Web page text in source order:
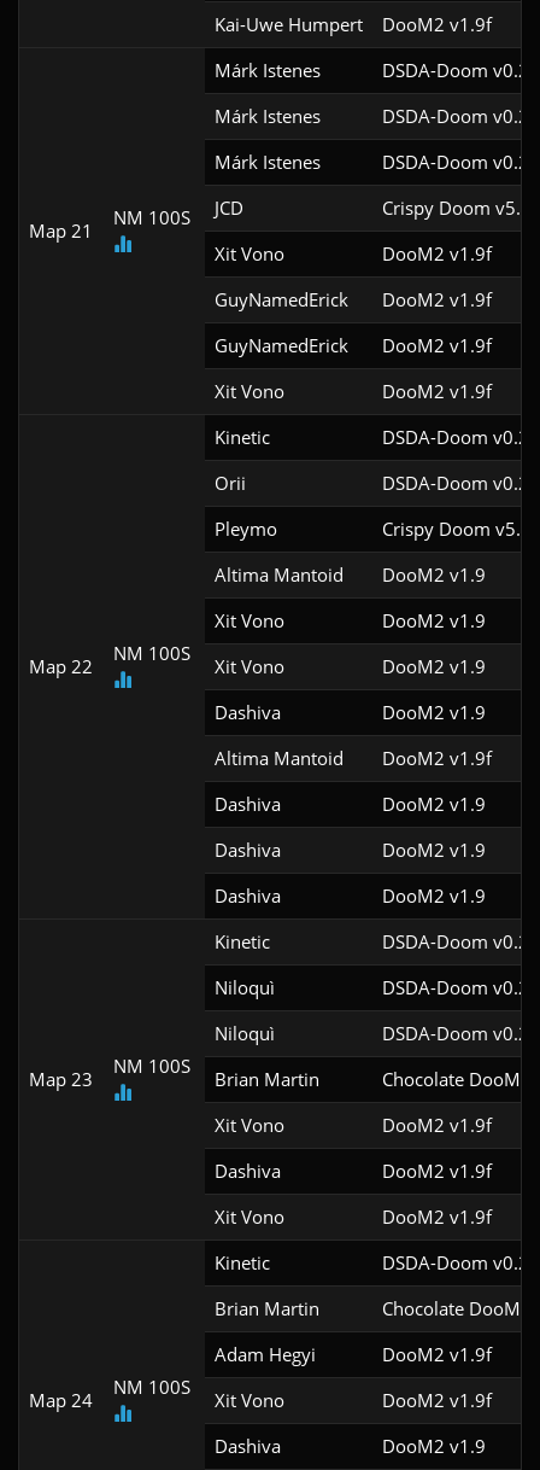
Kai-Uwe Humpert DooM2 v1.9f
Map 21
NM 100S
Márk Istenes
DSDA-Doom
Márk Istenes
DSDA-Doom
Márk Istenes
DSDA-Doom
JCD
Crispy Doom
Xit Vono
DooM2 v1.9f
GuyNamedErick
DooM2 v1.9f
GuyNamedErick
DooM2 v1.9f
Xit Vono
DooM2 v1.9f
Map 22
NM 100S
Kinetic
DSDA-Doom
Orii
DSDA-Doom
Pleymo
Crispy Doom
Altima Mantoid
DooM2 v1.9
Xit Vono
DooM2 v1.9
Xit Vono
DooM2 v1.9
Dashiva
DooM2 v1.9
Altima Mantoid
DooM2 v1.9f
Dashiva
DooM2 v1.9
Dashiva
DooM2 v1.9
Dashiva
DooM2 v1.9
Map 23
NM 100S
Kinetic
DSDA-Doom
Niloquì
DSDA-Doom
Niloquì
DSDA-Doom
Brian Martin
Chocolate DooM
Xit Vono
DooM2 v1.9f
Dashiva
DooM2 v1.9f
Xit Vono
DooM2 v1.9f
Map 24
NM 100S
Kinetic
DSDA-Doom
Brian Martin
Chocolate DooM
Adam Hegyi
DooM2 v1.9f
Xit Vono
DooM2 v1.9f
Dashiva
DooM2 v1.9